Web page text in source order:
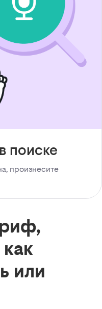
поиске
произнесите
или